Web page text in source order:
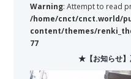
Warning: Attempt to read
/home/cnct/cnct.world/
content/themes/
77
★【お知らせ